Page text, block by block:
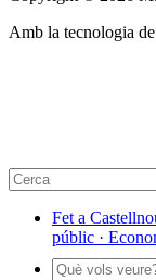
Amb la tecnologia de
Fet a
públic ·